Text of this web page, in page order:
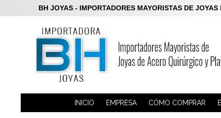
BH JOYAS - IMPORTADORES MAYORISTAS DE
INICIO EMPRESA CÓMO COMPRAR